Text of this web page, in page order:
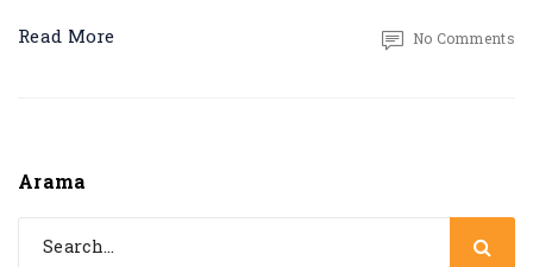
Read More No Comments
Arama